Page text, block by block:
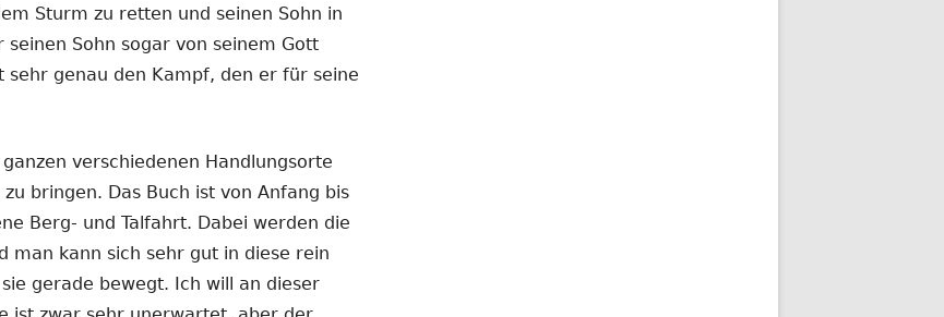
Sturm zu retten und seinen Sohn in
Sohn sogar von seinem Gott
sehr genau den Kampf, den er für seine
verschiedenen Handlungsorte
bringen. Das Buch ist von Anfang bis
Berg- und Talfahrt. Dabei werden die
man kann sich sehr gut in diese rein
gerade bewegt. Ich will an dieser